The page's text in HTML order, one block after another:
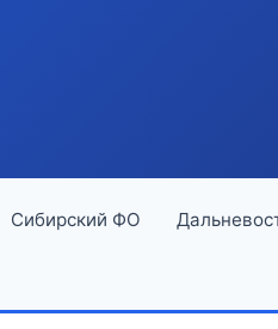
Сибирский ФО